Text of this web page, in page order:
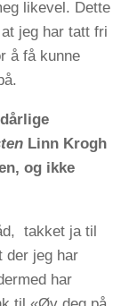
likevel. Dette
jeg har tatt fri
å få kunne
Linn Krogh
og ikke
takket ja til
der jeg har
har